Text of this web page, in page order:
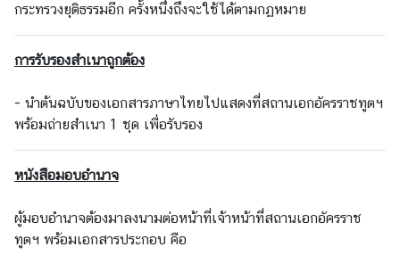
ส
ถ
า
เ
อ
อั
ค
ร
า
กระทรวงยุติธรรมอีก ครั้งหนึ่งถึงจะใช้ได้ตามกฏหมาย
การรับรองสำเนาถูกต้อง
- นำต้นฉบับของเอกสารภาษาไทยไปแสดงที่สถานเอกอัครราชทูตฯ
พร้อมถ่ายสำเนา 1 ชุด เพื่อรับรอง
หนังสือมอบอำนาจ
ผู้มอบอำนาจต้องมาลงนามต่อหน้าที่เจ้าหน้าที่สถานเอกอัครราช
ทูตฯ พร้อมเอกสารประกอบ คือ